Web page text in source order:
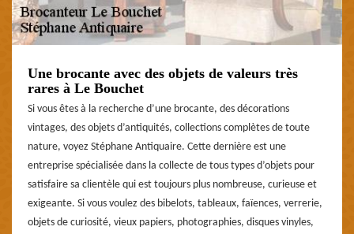
Une brocante avec des objets de valeurs très
rares à Le Bouchet
Si vous êtes à la recherche d’une brocante, des décorations
vintages, des objets d’antiquités, collections complètes de toute
nature, voyez Stéphane Antiquaire. Cette dernière est une
entreprise spécialisée dans la collecte de tous types d’objets pour
satisfaire sa clientèle qui est toujours plus nombreuse, curieuse et
exigeante. Si vous voulez des bibelots, tableaux, faïences, verrerie,
objets de curiosité, vieux papiers, photographies, disques vinyles,